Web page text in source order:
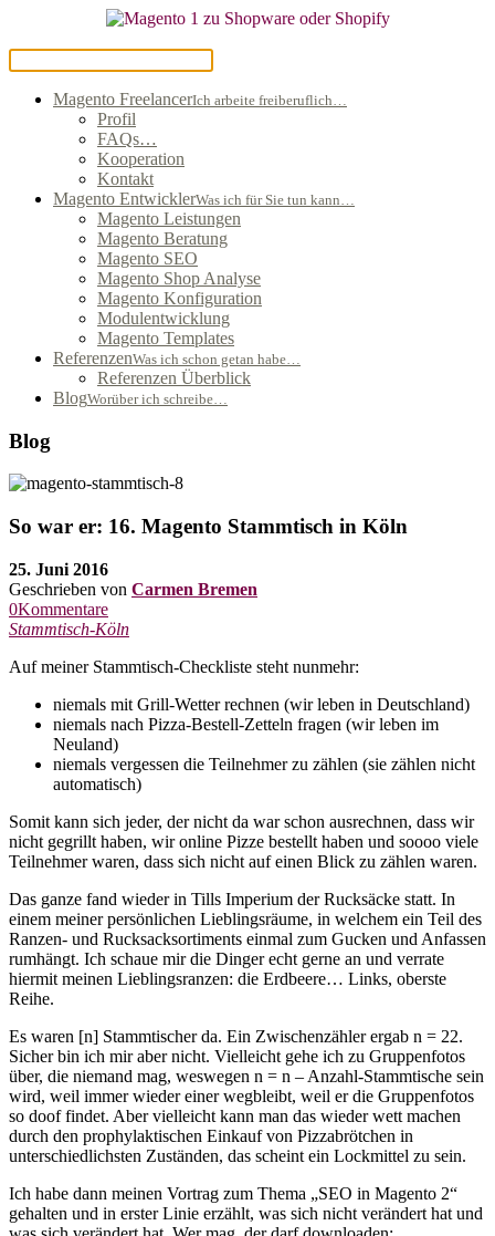
Magento FreelancerIch arbeite freiberuflich…
Profil
FAQs…
Kooperation
Kontakt
Magento EntwicklerWas ich für Sie tun kann…
Magento Leistungen
Magento Beratung
Magento SEO
Magento Shop Analyse
Magento Konfiguration
Modulentwicklung
Magento Templates
ReferenzenWas ich schon getan habe…
Referenzen Überblick
BlogWorüber ich schreibe…
Blog
So war er: 16. Magento Stammtisch in Köln
25. Juni 2016
Geschrieben von Carmen Bremen
0Kommentare
Stammtisch-Köln
Auf meiner Stammtisch-Checkliste steht nunmehr:
niemals mit Grill-Wetter rechnen (wir leben in Deutschland)
niemals nach Pizza-Bestell-Zetteln fragen (wir leben im
Neuland)
niemals vergessen die Teilnehmer zu zählen (sie zählen nicht
automatisch)
Somit kann sich jeder, der nicht da war schon ausrechnen, dass wir
nicht gegrillt haben, wir online Pizze bestellt haben und soooo viele
Teilnehmer waren, dass sich nicht auf einen Blick zu zählen waren.
Das ganze fand wieder in Tills Imperium der Rucksäcke statt. In
einem meiner persönlichen Lieblingsräume, in welchem ein Teil des
Ranzen- und Rucksacksortiments einmal zum Gucken und Anfassen
rumhängt. Ich schaue mir die Dinger echt gerne an und verrate
hiermit meinen Lieblingsranzen: die Erdbeere… Links, oberste
Reihe.
Es waren [n] Stammtischer da. Ein Zwischenzähler ergab n = 22.
Sicher bin ich mir aber nicht. Vielleicht gehe ich zu Gruppenfotos
über, die niemand mag, weswegen n = n – Anzahl-Stammtische sein
wird, weil immer wieder einer wegbleibt, weil er die Gruppenfotos
so doof findet. Aber vielleicht kann man das wieder wett machen
durch den prophylaktischen Einkauf von Pizzabrötchen in
unterschiedlichsten Zuständen, das scheint ein Lockmittel zu sein.
Ich habe dann meinen Vortrag zum Thema „SEO in Magento 2“
gehalten und in erster Linie erzählt, was sich nicht verändert hat und